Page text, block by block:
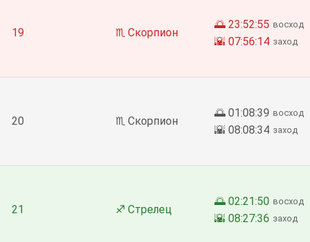
19 ♏ Скорпион
🌅 23:52:55 восход
🌇 07:56:14 заход
20 ♏ Скорпион
🌅 01:08:39 восход
🌇 08:08:34 заход
21 ♐ Стрелец
🌅 02:21:50 восход
🌇 08:27:36 заход